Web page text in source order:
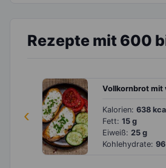
Rezepte mit 600
‹ Kalorien: 638
Fett: 15 g
Eiweiß: 25 g
Kohlehydrate: